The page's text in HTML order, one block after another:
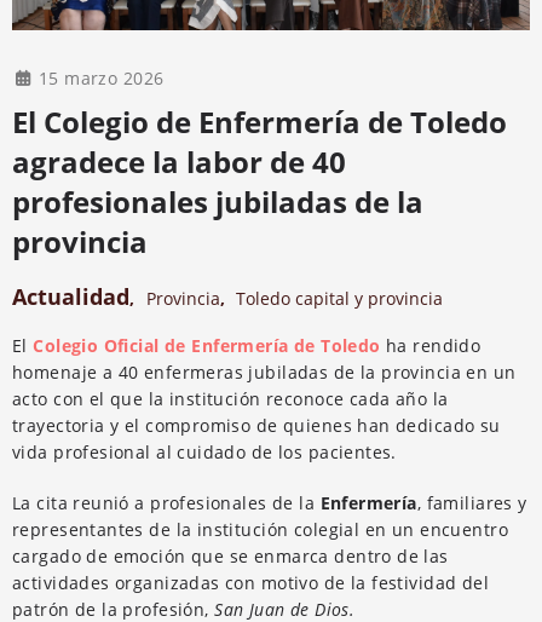
15 marzo 2026
El Colegio de Enfermería de Toledo
agradece la labor de 40
profesionales jubiladas de la
provincia
Actualidad, Provincia,Toledo capital y provincia
El Colegio Oficial de Enfermería de Toledo ha rendido
homenaje a 40 enfermeras jubiladas de la provincia en un
acto con el que la institución reconoce cada año la
trayectoria y el compromiso de quienes han dedicado su
vida profesional al cuidado de los pacientes.
La cita reunió a profesionales de la Enfermería, familiares y
representantes de la institución colegial en un encuentro
cargado de emoción que se enmarca dentro de las
actividades organizadas con motivo de la festividad del
patrón de la profesión,San Juan de Dios.